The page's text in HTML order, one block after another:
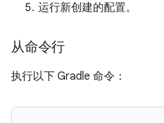
运行新创建的配置。
从命令行
执行以下 Gradle 命令：